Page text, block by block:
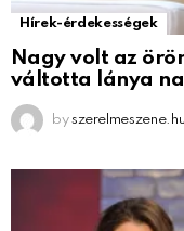
Hírek-érdekességek
Nagy volt az
váltotta lánya
by szerelmeszene.hu